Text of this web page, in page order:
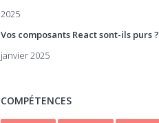
2025
Vos composants React sont-ils purs ?
janvier 2025
COMPÉTENCES